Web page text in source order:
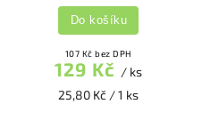
107 Kč bez DPH
129 Kč / ks
25,80 Kč / 1 ks
Do košíku